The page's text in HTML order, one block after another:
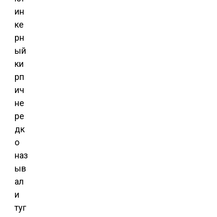
ин
ке
рн
ый
ки
рп
ич
не
ре
дк
о
наз
ыв
ал
и
туг